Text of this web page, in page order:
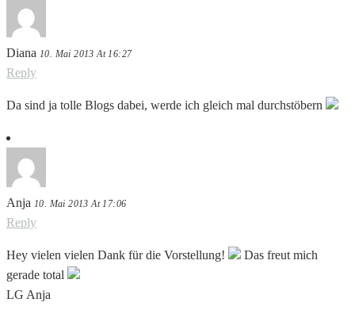
Diana 10. Mai 2013 At 16:27
Reply
Da sind ja tolle Blogs dabei, werde ich gleich mal durchstöbern
Anja 10. Mai 2013 At 17:06
Reply
Hey vielen vielen Dank für die Vorstellung!
Das freut mich
gerade total
LG Anja